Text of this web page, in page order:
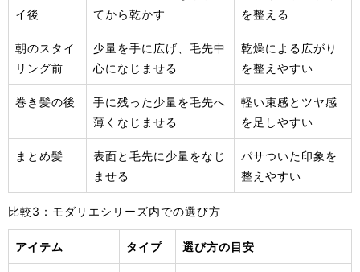
イ後
てから乾かす
を整える
朝のスタイ
リング前
少量を手に広げ、毛先中
心になじませる
乾燥による広がり
を整えやすい
巻き髪の後
手に残った少量を毛先へ
薄くなじませる
軽い束感とツヤ感
を足しやすい
まとめ髪
表面と毛先に少量をなじ
ませる
パサついた印象を
整えやすい
比較3：モダリエシリーズ内での選び方
アイテム タイプ 選び方の目安